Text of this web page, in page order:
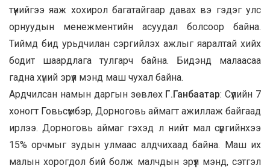
түүнийгээ яаж хохирол багатайгаар давах вэ гэдэг улс
орнуудын менежментийн асуудал болсоор байна.
Тиймд бид урьдчилан сэргийлэх ажлыг яаралтай хийх
бодит шаардлага тулгарч байна. Бидэнд малаасаа
гадна хүний эрүүл мэнд маш чухал байна.
Ардчилсан намын даргын зөвлөхГ.Ганбаатар: Сүүлийн 7
хоногт Говьсүмбэр, Дорноговь аймагт ажиллаж байгаад
ирлээ. Дорноговь аймаг гэхэд л нийт мал сүргийнхээ
15% орчмыг зудын улмаас алдчихаад байна. Маш их
малын хорогдол бий болж малчдын эрүүл мэнд, сэтгэл